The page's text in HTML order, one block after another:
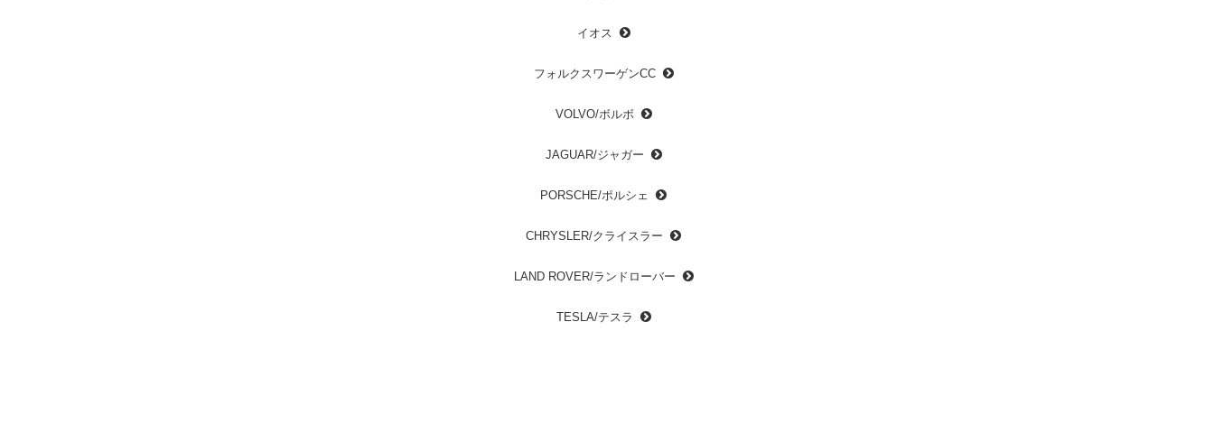
イオス
フォルクスワーゲンCC
VOLVO/ボルボ
JAGUAR/ジャガー
PORSCHE/ポルシェ
CHRYSLER/クライスラー
LAND ROVER/ランドローバー
TESLA/テスラ